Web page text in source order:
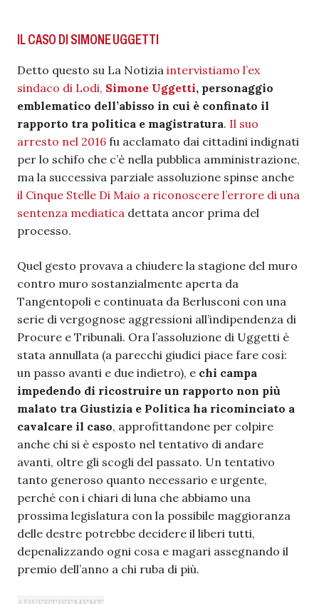
IL CASO DI SIMONE UGGETTI
Detto questo su La Notizia intervistiamo l’ex
sindaco di Lodi, Simone Uggetti, personaggio
emblematico dell’abisso in cui è confinato il
rapporto tra politica e magistratura. Il suo
arresto nel 2016 fu acclamato dai cittadini indignati
per lo schifo che c’è nella pubblica amministrazione,
ma la successiva parziale assoluzione spinse anche
il Cinque Stelle Di Maio a riconoscere l’errore di una
sentenza mediatica dettata ancor prima del
processo.
Quel gesto provava a chiudere la stagione del muro
contro muro sostanzialmente aperta da
Tangentopoli e continuata da Berlusconi con una
serie di vergognose aggressioni all’indipendenza di
Procure e Tribunali. Ora l’assoluzione di Uggetti è
stata annullata (a parecchi giudici piace fare così:
un passo avanti e due indietro), e chi campa
impedendo di ricostruire un rapporto non più
malato tra Giustizia e Politica ha ricominciato a
cavalcare il caso, approfittandone per colpire
anche chi si è esposto nel tentativo di andare
avanti, oltre gli scogli del passato. Un tentativo
tanto generoso quanto necessario e urgente,
perché con i chiari di luna che abbiamo una
prossima legislatura con la possibile maggioranza
delle destre potrebbe decidere il liberi tutti,
depenalizzando ogni cosa e magari assegnando il
premio dell’anno a chi ruba di più.